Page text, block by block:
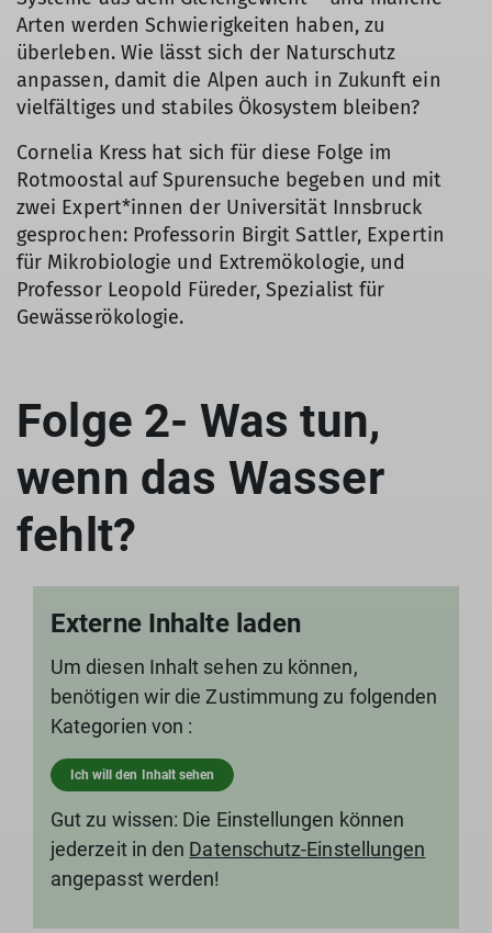
Arten werden Schwierigkeiten haben, zu
überleben. Wie lässt sich der Naturschutz
anpassen, damit die Alpen auch in Zukunft ein
vielfältiges und stabiles Ökosystem bleiben?
Cornelia Kress hat sich für diese Folge im
Rotmoostal auf Spurensuche begeben und mit
zwei Expert*innen der Universität Innsbruck
gesprochen: Professorin Birgit Sattler, Expertin
für Mikrobiologie und Extremökologie, und
Professor Leopold Füreder, Spezialist für
Gewässerökologie.
Folge 2- Was tun,
wenn das Wasser
fehlt?
Externe Inhalte laden
Um diesen Inhalt sehen zu können,
benötigen wir die Zustimmung zu folgenden
Kategorien von :
Ich will den Inhalt sehen
Gut zu wissen: Die Einstellungen können
jederzeit in den Datenschutz-Einstellungen
angepasst werden!